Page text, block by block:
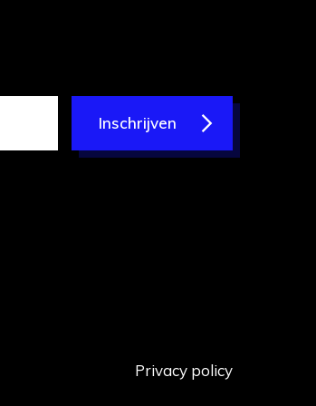
Inschrijven
Privacy policy